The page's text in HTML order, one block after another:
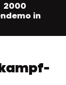
2000
in